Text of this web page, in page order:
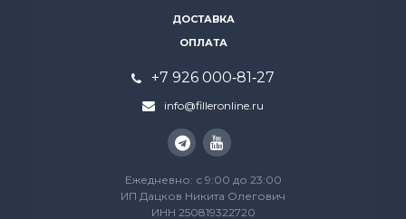
ДОСТАВКА
ОПЛАТА
+7 926 000‑81‑27
info@filleronline.ru
Ежедневно: с 9:00 до 23:00
ИП Дацков Никита Олегович
ИНН 250819322720